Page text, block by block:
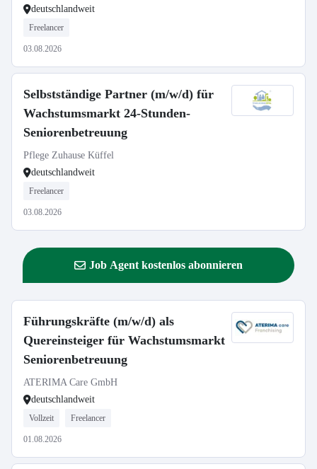
deutschlandweit
Freelancer
03.08.2026
Selbstständige Partner (m/w/d) für
Wachstumsmarkt 24-Stunden-
Seniorenbetreuung
Pflege Zuhause Küffel
deutschlandweit
Freelancer
03.08.2026
Job Agent kostenlos abonnieren
Führungskräfte (m/w/d) als
Quereinsteiger für Wachstumsmarkt
Seniorenbetreuung
ATERIMA Care GmbH
deutschlandweit
Vollzeit Freelancer
01.08.2026